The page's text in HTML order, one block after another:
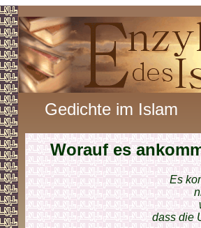
Gedichte im Islam
Worauf es
Es
dass die